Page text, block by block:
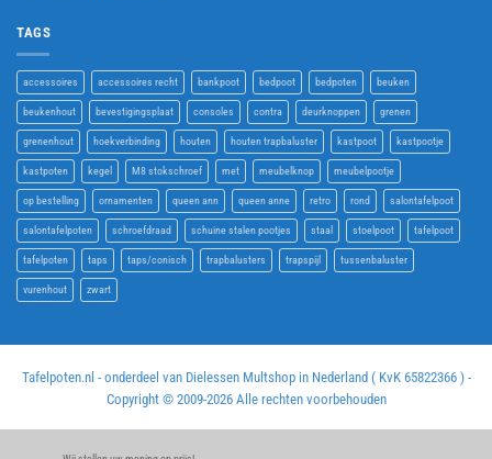
TAGS
accessoires accessoires recht bankpoot bedpoot bedpoten beuken
beukenhout bevestigingsplaat consoles contra deurknoppen grenen
grenenhout hoekverbinding houten houten trapbaluster kastpoot kastpootje
kastpoten kegel M8 stokschroef met meubelknop meubelpootje
op bestelling ornamenten queen ann queen anne retro rond salontafelpoot
salontafelpoten schroefdraad schuine stalen pootjes staal stoelpoot tafelpoot
tafelpoten taps taps/conisch trapbalusters trapspijl tussenbaluster
vurenhout zwart
Tafelpoten.nl - onderdeel van Dielessen Multshop in Nederland ( KvK 65822366 ) -
Copyright © 2009-2026 Alle rechten voorbehouden